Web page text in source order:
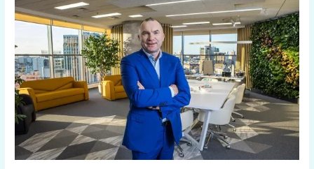
Мазепа
про
інвестиційний
ландшафт